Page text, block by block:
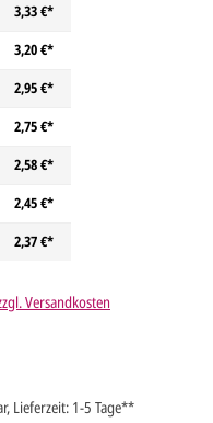
3,33 €*
3,20 €*
2,95 €*
2,75 €*
2,58 €*
2,45 €*
2,37 €*
Versandkosten
Lieferzeit: 1-5 Tage**